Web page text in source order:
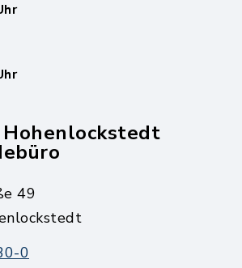
Hohenlockstedt
49
0